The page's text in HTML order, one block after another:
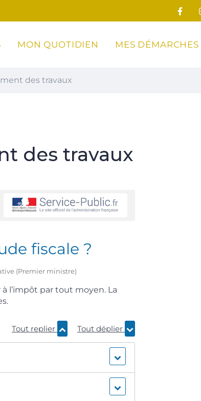
MON QUOTIDIEN MES DÉMARCHES
des travaux
des travaux
fiscale ?
(Premier ministre)
l’impôt par tout moyen. La
Tout replier Tout déplier